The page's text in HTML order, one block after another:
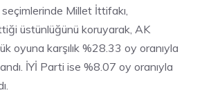
seçimlerinde Millet İttifakı,
üstünlüğünü koruyarak, AK
oyuna karşılık %28.33 oy oranıyla
İYİ Parti ise %8.07 oy oranıyla